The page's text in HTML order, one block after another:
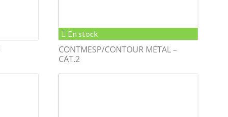
En stock
CONTMESP/CONTOUR METAL –
CAT.2